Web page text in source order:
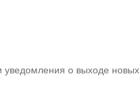
уведомления о выходе новых